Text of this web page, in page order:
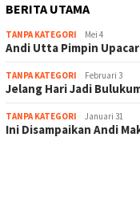
BERITA UTAMA
TANPA KATEGORI Mei 4
Andi Utta Pimpin
TANPA KATEGORI Februari 3
Jelang Hari Jadi
TANPA KATEGORI Januari 31
Ini Disampaikan Andi